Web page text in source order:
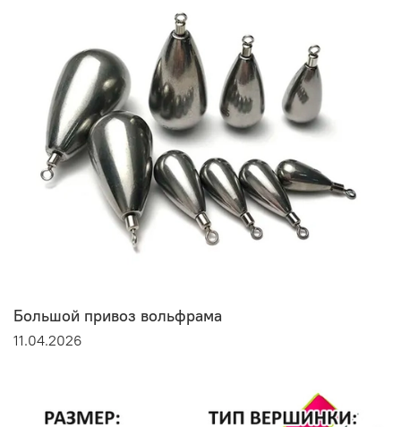
Большой привоз вольфрама
11.04.2026